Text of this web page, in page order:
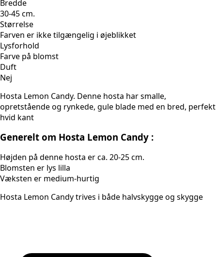
Bredde
30-45 cm.
Størrelse
Farven er ikke tilgængelig i øjeblikket
Lysforhold
Farve på blomst
Duft
Nej
Hosta Lemon Candy. Denne hosta har smalle,
opretstående og rynkede, gule blade med en bred, perfekt
hvid kant
Generelt om Hosta Lemon Candy :
Højden på denne hosta er ca. 20-25 cm.
Blomsten er lys lilla
Væksten er medium-hurtig
Hosta Lemon Candy trives i både halvskygge og skygge